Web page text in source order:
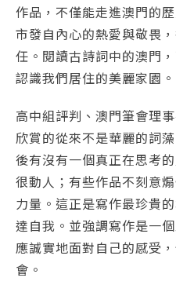
作品，不僅能走進澳門的
市發自內心的熱愛與敬畏
任。閱讀古詩詞中的澳門
認識我們居住的美麗家園。
高中組評判、澳門筆會理
欣賞的從來不是華麗的詞
後有沒有一個真正在思考
很動人；有些作品不刻意
力量。這正是寫作最珍貴
達自我。並強調寫作是一
應誠實地面對自己的感受
會。